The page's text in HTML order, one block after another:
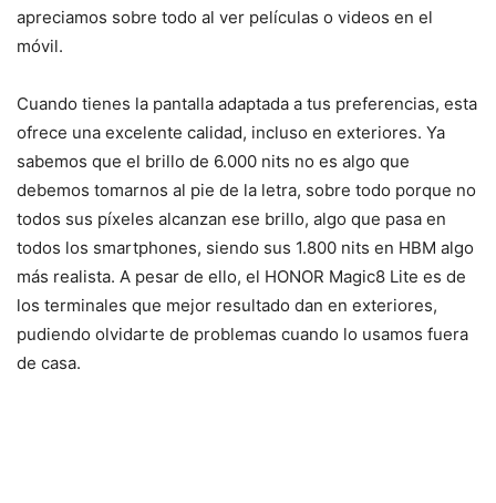
apreciamos sobre todo al ver películas o videos en el
móvil.
Cuando tienes la pantalla adaptada a tus preferencias, esta
ofrece una excelente calidad, incluso en exteriores. Ya
sabemos que el brillo de 6.000 nits no es algo que
debemos tomarnos al pie de la letra, sobre todo porque no
todos sus píxeles alcanzan ese brillo, algo que pasa en
todos los smartphones, siendo sus 1.800 nits en HBM algo
más realista. A pesar de ello, el HONOR Magic8 Lite es de
los terminales que mejor resultado dan en exteriores,
pudiendo olvidarte de problemas cuando lo usamos fuera
de casa.